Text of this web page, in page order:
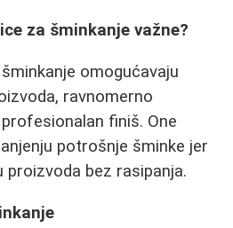
za šminkanje važne?
omogućavaju
ravnomerno
finiš. One
potrošnje šminke jer
proizvoda bez rasipanja.